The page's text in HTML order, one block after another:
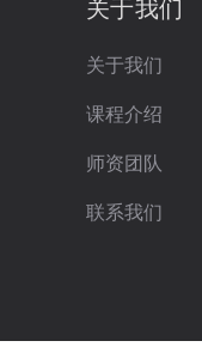
关于我们
关于我们
课程介绍
师资团队
联系我们